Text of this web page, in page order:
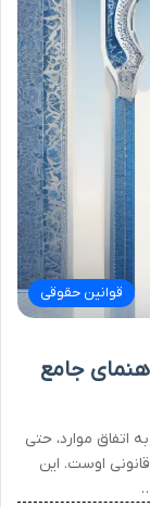
قوانین حقوقی
جامع
اتفاق موارد، حتی
اوست. این